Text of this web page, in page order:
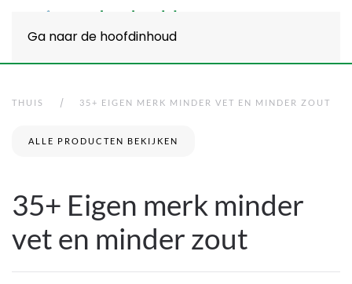
Ga naar de hoofdinhoud
THUIS 35+ EIGEN MERK MINDER VET EN MINDER ZOUT
ALLE PRODUCTEN BEKIJKEN
35+ Eigen merk minder
vet en minder zout